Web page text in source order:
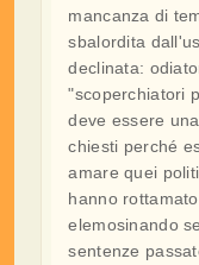
mancanza di
sbalordita
declinata:
"scoperchiatori
deve essere
chiesti perché
amare quei
hanno
elemosinando
sentenze